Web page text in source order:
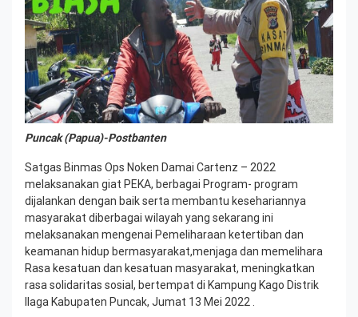
Puncak (Papua)-Postbanten
Satgas Binmas Ops Noken Damai Cartenz – 2022
melaksanakan giat PEKA, berbagai Program- program
dijalankan dengan baik serta membantu kesehariannya
masyarakat diberbagai wilayah yang sekarang ini
melaksanakan mengenai Pemeliharaan ketertiban dan
keamanan hidup bermasyarakat,menjaga dan memelihara
Rasa kesatuan dan kesatuan masyarakat, meningkatkan
rasa solidaritas sosial, bertempat di Kampung Kago Distrik
Ilaga Kabupaten Puncak, Jumat 13 Mei 2022 .